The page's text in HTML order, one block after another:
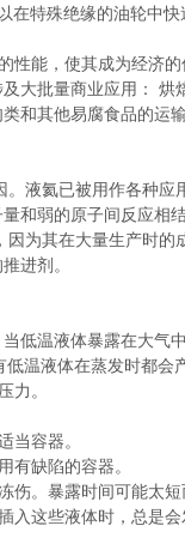
在特殊绝缘的油轮中快
性能，使其成为经济的
大批量商业应用： 烘
和其他易腐食品的运
液氦已被用作各种
和弱的原子间反应相
因为其在大量生产时的
进剂。
低温液体暴露在大气
温液体在蒸发时都
力。
当容器。
有缺陷的容器。
伤。暴露时间可能太
入这些液体时，总是